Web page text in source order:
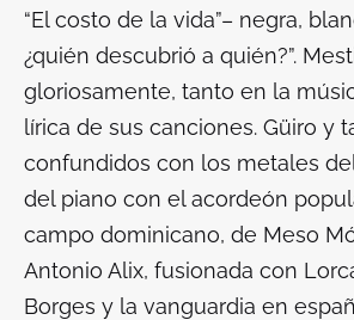
“El costo de la vida”– negra,
¿quién descubrió a quién?”.
gloriosamente, tanto en la
lírica de sus canciones. Güiro y
confundidos con los metales
del piano con el acordeón
campo dominicano, de Meso
Antonio Alix, fusionada con
Borges y la vanguardia en